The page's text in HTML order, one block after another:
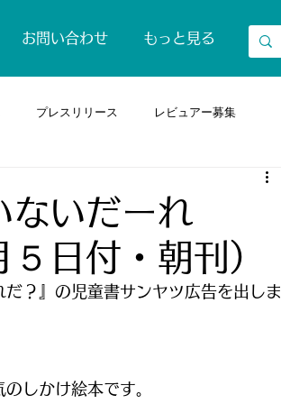
お問い合わせ もっと見る
プレスリリース レビュアー募集
ないだーれ
日付・朝刊）
？』の児童書サンヤツ広告を出しま
しかけ絵本です。